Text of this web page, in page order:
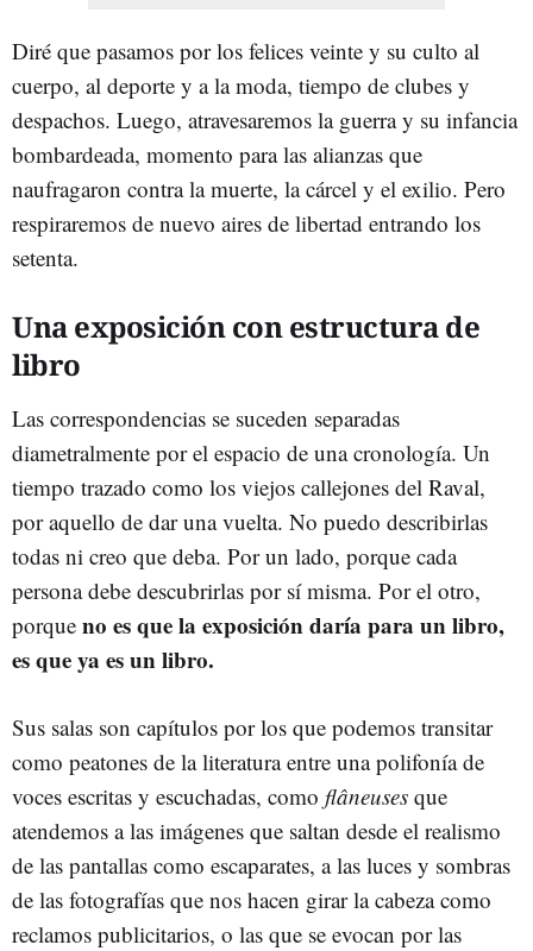
Diré que pasamos por los felices veinte y su culto al
cuerpo, al deporte y a la moda, tiempo de clubes y
despachos. Luego, atravesaremos la guerra y su infancia
bombardeada, momento para las alianzas que
naufragaron contra la muerte, la cárcel y el exilio. Pero
respiraremos de nuevo aires de libertad entrando los
setenta.
Una exposición con estructura de
libro
Las correspondencias se suceden separadas
diametralmente por el espacio de una cronología. Un
tiempo trazado como los viejos callejones del Raval,
por aquello de dar una vuelta. No puedo describirlas
todas ni creo que deba. Por un lado, porque cada
persona debe descubrirlas por sí misma. Por el otro,
porque no es que la exposición daría para un libro,
es que ya es un libro.
Sus salas son capítulos por los que podemos transitar
como peatones de la literatura entre una polifonía de
voces escritas y escuchadas, como flâneuses que
atendemos a las imágenes que saltan desde el realismo
de las pantallas como escaparates, a las luces y sombras
de las fotografías que nos hacen girar la cabeza como
reclamos publicitarios, o las que se evocan por las